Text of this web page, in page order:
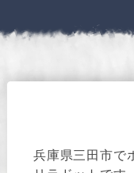
兵庫県三田市で